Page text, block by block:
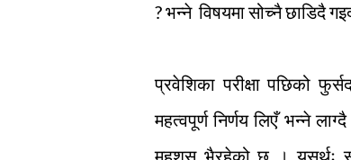
? भन्ने विषयमा सोच्नै छाडिदै
प्रवेशिका परीक्षा पछिको
महत्वपूर्ण निर्णय लिएँ भन्ने
महशुस भैरहेको छ । यसर्थः